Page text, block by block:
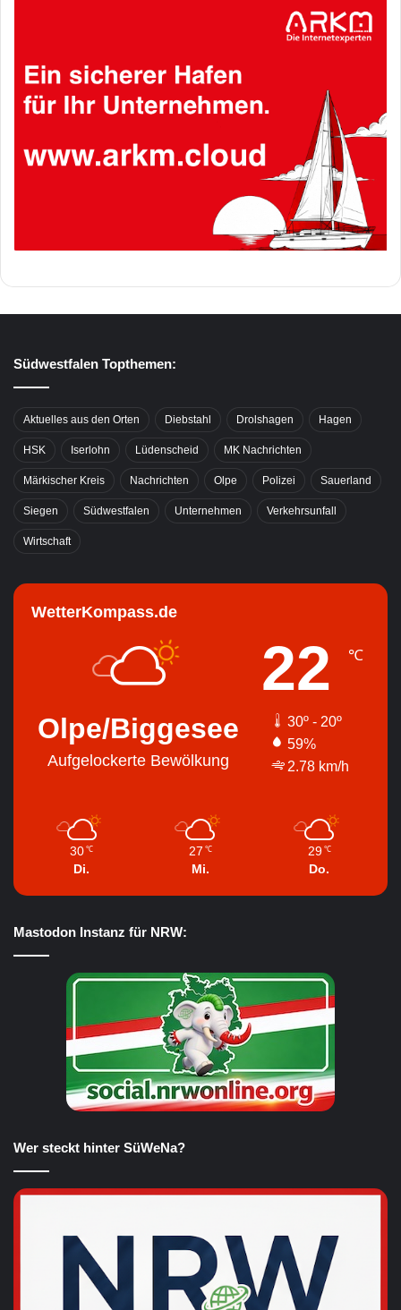
Südwestfalen Topthemen:
Aktuelles aus den Orten Diebstahl Drolshagen Hagen
HSK Iserlohn Lüdenscheid MK Nachrichten
Märkischer Kreis Nachrichten Olpe Polizei Sauerland
Siegen Südwestfalen Unternehmen Verkehrsunfall
Wirtschaft
WetterKompass.de
Olpe/Biggesee
Aufgelockerte Bewölkung
22 ℃
30º - 20º
59%
2.78 km/h
30 ℃
Di.
27 ℃
Mi.
29 ℃
Do.
Mastodon Instanz für NRW:
Wer steckt hinter SüWeNa?